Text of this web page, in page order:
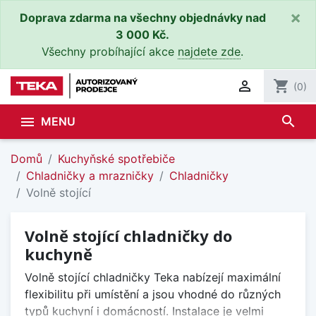
Doprava zdarma na všechny objednávky nad
3 000 Kč.
Všechny probíhající akce najdete zde.
×
 shopping_cart (0)
 MENU search
Domů
Kuchyňské spotřebiče
Chladničky a mrazničky
Chladničky
Volně stojící
Volně stojící chladničky do
kuchyně
Volně stojící chladničky Teka nabízejí maximální
flexibilitu při umístění a jsou vhodné do různých
typů kuchyní i domácností. Instalace je velmi